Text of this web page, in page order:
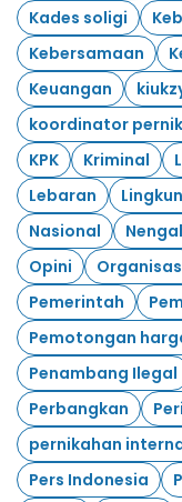
Kades soligi
Kebersamaan
Keuangan
koordinator
KPK
Kriminal
Lebaran
Nasional
Opini
Pemerintah
Pemotongan
Penambang Ilegal
Perbangkan
pernikahan
Pers Indonesia